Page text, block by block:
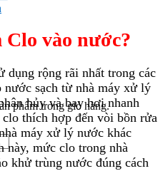
phẩm trong giỏ hàng.
Clo vào nước?
dụng rộng rãi nhất trong các
sạch từ nhà máy xử lý
hủy và bay hơi nhanh
thích hợp đến vòi bồn rửa
máy xử lý nước khác
này, mức clo trong nhà
khử trùng nước đúng cách